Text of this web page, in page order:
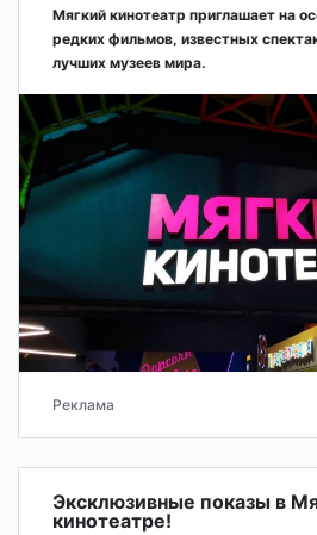
Мягкий кинотеатр приглашает на
редких фильмов, известных
лучших музеев мира.
Реклама
Эксклюзивные показы в
кинотеатре!